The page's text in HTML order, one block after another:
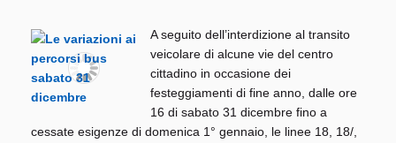
A seguito dell’interdizione al transito
veicolare di alcune vie del centro
cittadino in occasione dei
festeggiamenti di fine anno, dalle ore
16 di sabato 31 dicembre fino a
cessate esigenze di domenica 1° gennaio, le linee 18, 18/,